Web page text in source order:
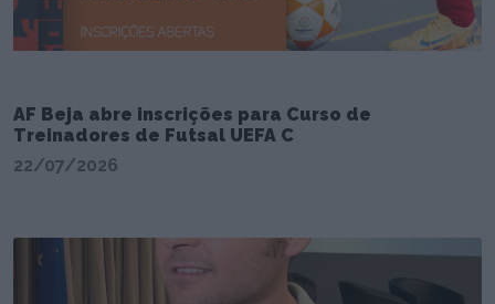
AF Beja abre inscrições para Curso de
Treinadores de Futsal UEFA C
22/07/2026